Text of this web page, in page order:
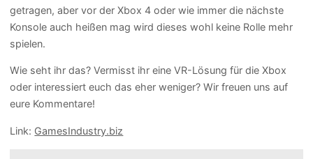
getragen, aber vor der Xbox 4 oder wie immer die nächste
Konsole auch heißen mag wird dieses wohl keine Rolle mehr
spielen.
Wie seht ihr das? Vermisst ihr eine VR-Lösung für die Xbox
oder interessiert euch das eher weniger? Wir freuen uns auf
eure Kommentare!
Link: GamesIndustry.biz